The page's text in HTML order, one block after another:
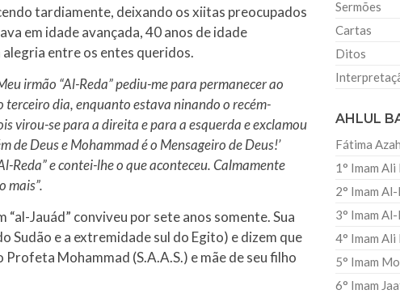
tardiamente, deixando os xiitas preocupados
em idade avançada, 40 anos de idade
entre os entes queridos.
irmão “Al-Reda” pediu-me para permanecer ao
terceiro dia, enquanto estava ninando o recém-
virou-se para a direita e para a esquerda e exclamou
de Deus e Mohammad é o Mensageiro de Deus!’
Reda” e contei-lhe o que aconteceu. Calmamente
mais”.
“al-Jauád” conviveu por sete anos somente. Sua
Sudão e a extremidade sul do Egito) e dizem que
Mohammad (S.A.A.S.) e mãe de seu filho
Sermões
Cartas
Ditos
AHLUL
Fátima
1° Imam Ali
2° Imam
3° Imam
4° Imam Ali
5° Imam
6° Imam